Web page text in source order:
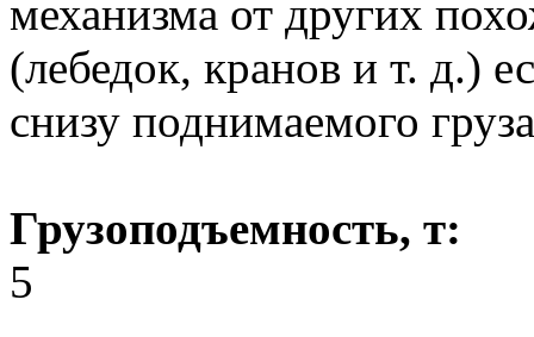
механизма от других
(лебедок, кранов и т. д.)
снизу поднимаемого
Грузоподъемность, т:
5